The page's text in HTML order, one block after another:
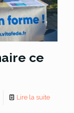
ce
Lire la suite